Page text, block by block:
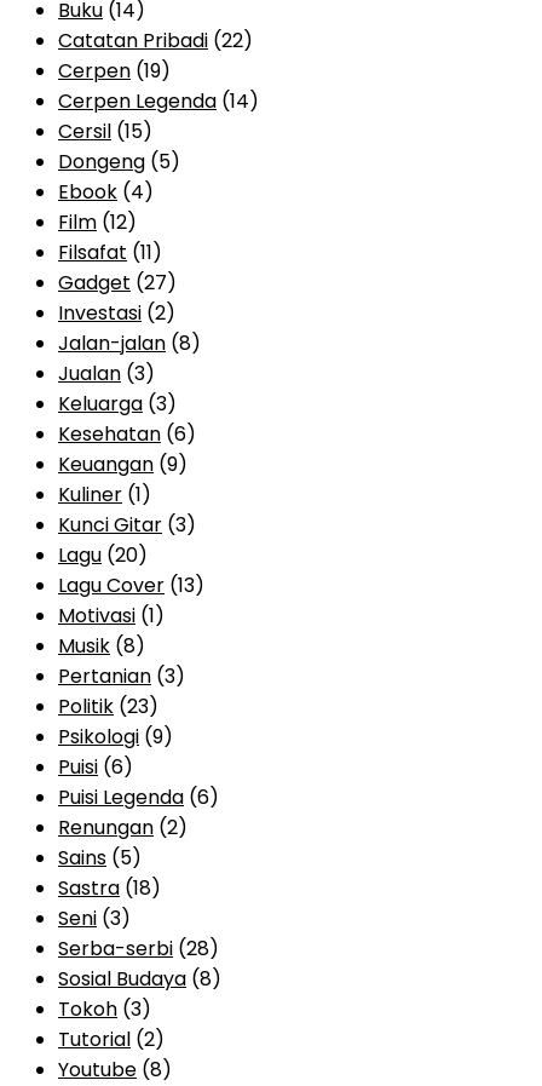
Buku (14)
Catatan Pribadi (22)
Cerpen (19)
Cerpen Legenda (14)
Cersil (15)
Dongeng (5)
Ebook (4)
Film (12)
Filsafat (11)
Gadget (27)
Investasi (2)
Jalan-jalan (8)
Jualan (3)
Keluarga (3)
Kesehatan (6)
Keuangan (9)
Kuliner (1)
Kunci Gitar (3)
Lagu (20)
Lagu Cover (13)
Motivasi (1)
Musik (8)
Pertanian (3)
Politik (23)
Psikologi (9)
Puisi (6)
Puisi Legenda (6)
Renungan (2)
Sains (5)
Sastra (18)
Seni (3)
Serba-serbi (28)
Sosial Budaya (8)
Tokoh (3)
Tutorial (2)
Youtube (8)